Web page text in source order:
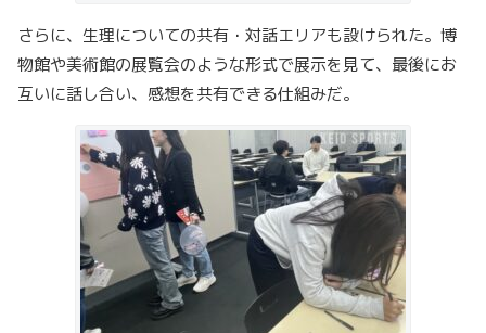
さらに、生理についての共有・対話エリアも設けられた。博
物館や美術館の展覧会のような形式で展示を見て、最後にお
互いに話し合い、感想を共有できる仕組みだ。